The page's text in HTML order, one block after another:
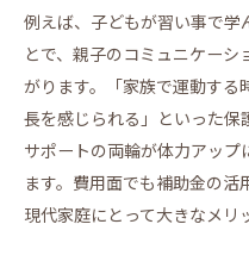
例えば、子どもが習い事で学
とで、親子のコミュニケー
がります。「家族で運動す
長を感じられる」といった
サポートの両輪が体力アップ
ます。費用面でも補助金の活
現代家庭にとって大きなメリ